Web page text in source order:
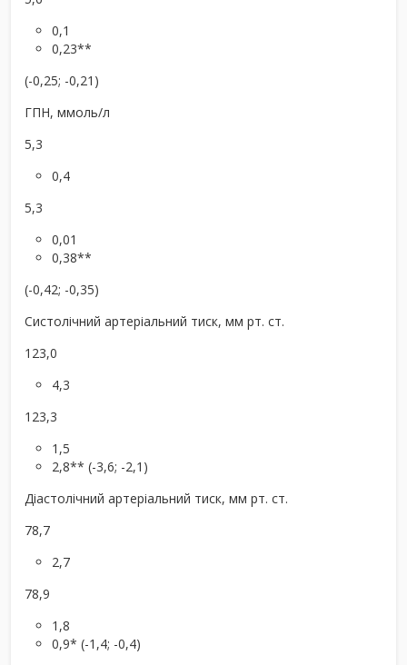
0,1
0,23**
(-0,25; -0,21)
ГПН, ммоль/л
5,3
0,4
5,3
0,01
0,38**
(-0,42; -0,35)
Систолічний артеріальний тиск, мм рт. ст.
123,0
4,3
123,3
1,5
2,8** (-3,6; -2,1)
Діастолічний артеріальний тиск, мм рт. ст.
78,7
2,7
78,9
1,8
0,9* (-1,4; -0,4)